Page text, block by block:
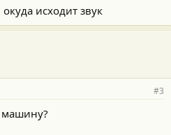
исходит звук
#3
машину?